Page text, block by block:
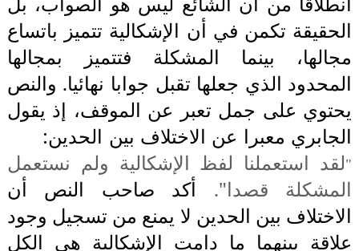
الحقيقة تكمن في أن الإشكالية تتميز باتساع
مجالها، بينما المشكلة فتتميز بمجالها
المحدود الذي جعلها تقبل جوابا نهائيا. والنص
يحتوي على جمل تعبر عن الموقف، إذ يقول
الجابري معبرا عن الاختلاف بين الحدين:
"لقد استعملنا لفظ الإشكالية ولم نستعمل
المشكلة قصدا". أكد صاحب النص أن
الاختلاف بين الحدين لا يمنع من تسجيل وجود
علاقة بينهما ما دامت الإشكالية هي الكل